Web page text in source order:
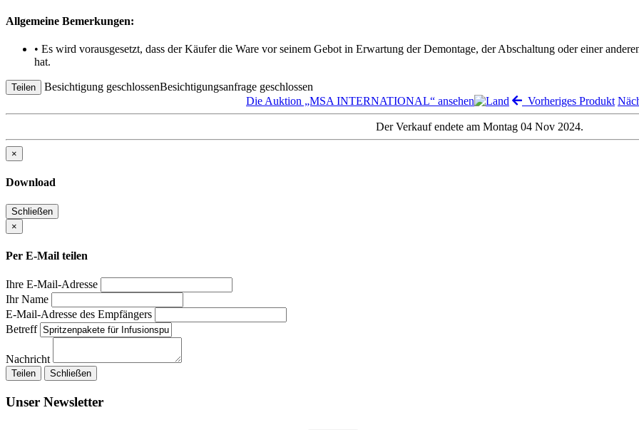
Allgemeine Bemerkungen:
• Es wird vorausgesetzt, dass der Käufer die Ware vor seinem Gebot in Erwartung der Demontage, der Abschaltung oder einer
hat.
Teilen Besichtigung geschlossenBesichtigungsanfrage geschlossen
Die Auktion „MSA INTERNATIONAL“ ansehen
Vorheriges Produkt
Der Verkauf endete am Montag 04 Nov 2024.
×
Download
Schließen
×
Per E-Mail teilen
Ihre E-Mail-Adresse
Ihr Name
E-Mail-Adresse des Empfängers
Betreff
Nachricht
Teilen Schließen
Unser Newsletter